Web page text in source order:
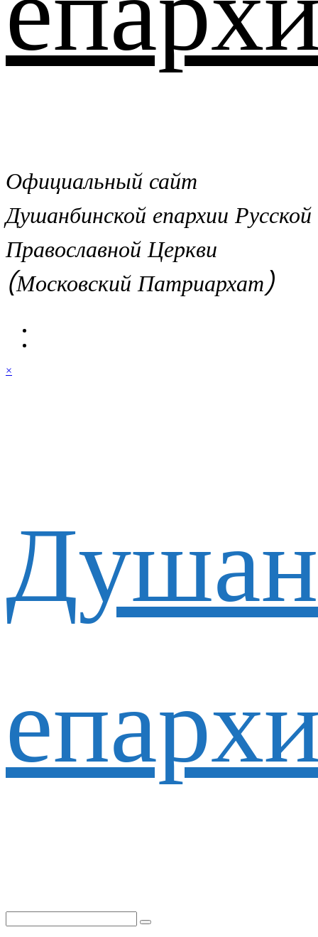
Официальный сайт
Душанбинской епархии Русской
Православной Церкви
(Московский Патриархат)
×